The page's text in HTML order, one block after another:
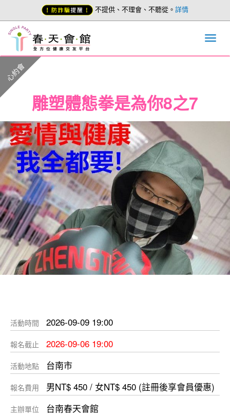
不提供、不理會、不聽從。 詳情
雕塑體態拳是為你8之7
心約會
活動時間 2026-09-09 19:00
報名截止 2026-09-06 19:00
活動地點 台南市
報名費用 男NT$ 450 / 女NT$ 450 (註冊後享會員優惠)
主辦單位 台南春天會館